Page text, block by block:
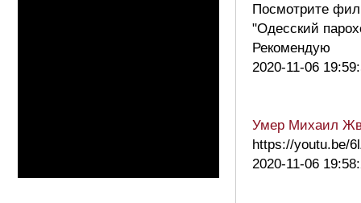
Посмотрите
"Одесский
Рекомендую
2020-11-06
Умер Михаил
https://youtu.be/
2020-11-06